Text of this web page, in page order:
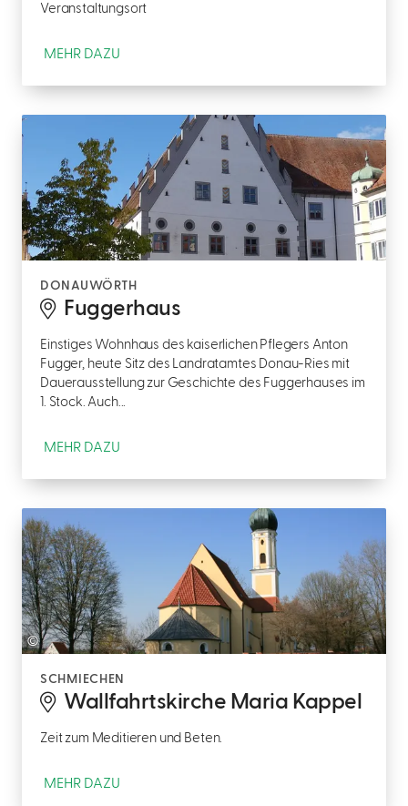
Veranstaltungsort
MEHR DAZU
DONAUWÖRTH
Fuggerhaus
Einstiges Wohnhaus des kaiserlichen Pflegers Anton
Fugger, heute Sitz des Landratamtes Donau-Ries mit
Dauerausstellung zur Geschichte des Fuggerhauses im
1. Stock. Auch...
MEHR DAZU
©
SCHMIECHEN
Wallfahrtskirche Maria Kappel
Zeit zum Meditieren und Beten.
MEHR DAZU